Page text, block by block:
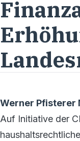
Werner Pfisterer
Auf Initiative der